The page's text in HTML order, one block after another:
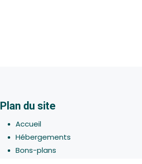
Plan du site
Accueil
Hébergements
Bons-plans